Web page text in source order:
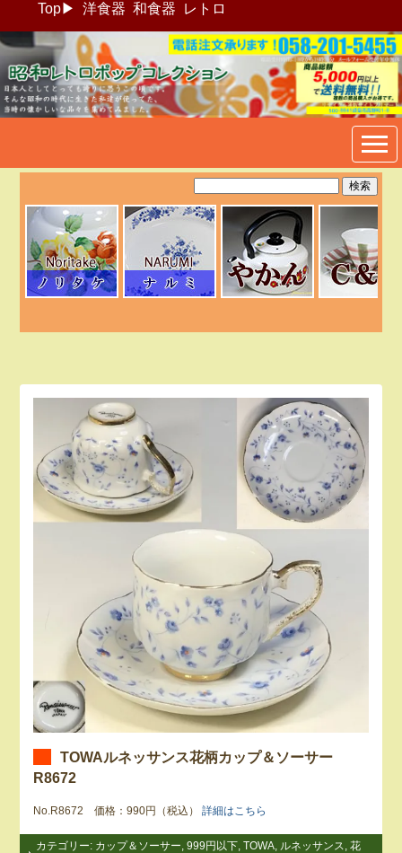
Top▶ 洋食器 和食器 レトロ
昭和レトロポップ食器生活雑
貨通販＠フリマート
TOWAルネッサンス花柄カップ＆ソーサー
R8672
No.R8672 価格：990円（税込）詳細はこちら
カテゴリー: カップ＆ソーサー ,999円以下 ,TOWA ルネッサンス ,花